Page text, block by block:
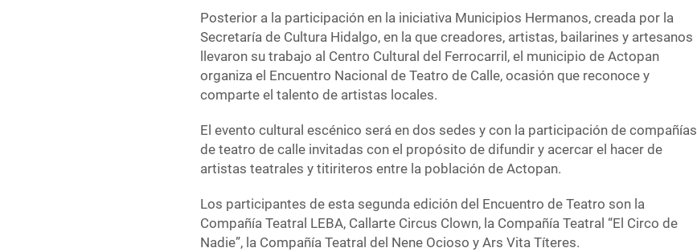
Posterior a la participación en la iniciativa Municipios Hermanos, creada por la
Secretaría de Cultura Hidalgo, en la que creadores, artistas, bailarines y artesanos
llevaron su trabajo al Centro Cultural del Ferrocarril, el municipio de Actopan
organiza el Encuentro Nacional de Teatro de Calle, ocasión que reconoce y
comparte el talento de artistas locales.
El evento cultural escénico será en dos sedes y con la participación de compañías
de teatro de calle invitadas con el propósito de difundir y acercar el hacer de
artistas teatrales y titiriteros entre la población de Actopan.
Los participantes de esta segunda edición del Encuentro de Teatro son la
Compañía Teatral LEBA, Callarte Circus Clown, la Compañía Teatral “El Circo de
Nadie”, la Compañía Teatral del Nene Ocioso y Ars Vita Títeres.